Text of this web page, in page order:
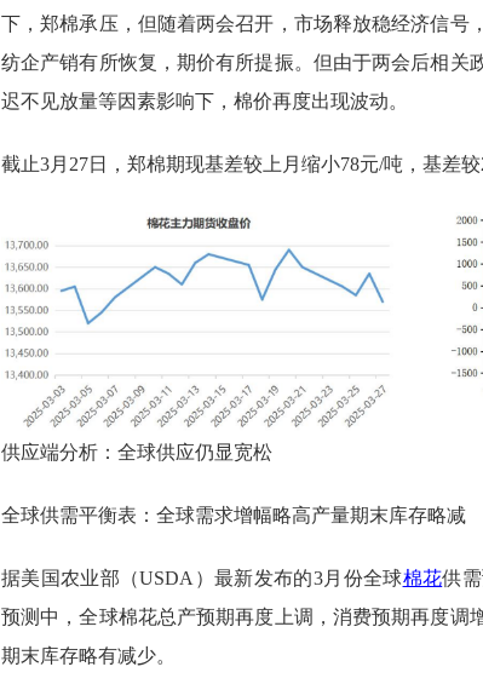
下，郑棉承压，但随着两会召开，市场释放稳经济信号
纺企产销有所恢复，期价有所提振。但由于两会后相关
迟不见放量等因素影响下，棉价再度出现波动。
截止3月27日，郑棉期现基差较上月缩小78元/吨，基差较
供应端分析：全球供应仍显宽松
全球供需平衡表：全球需求增幅略高产量期末库存略减
据美国农业部（USDA）最新发布的3月份全球棉花供
预测中，全球棉花总产预期再度上调，消费预期再度调
期末库存略有减少。